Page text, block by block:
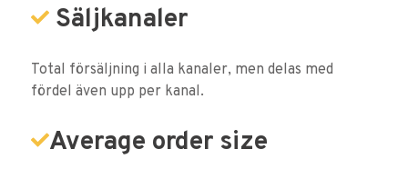
Säljkanaler
Total försäljning i alla kanaler, men delas med
fördel även upp per kanal.
Average order size